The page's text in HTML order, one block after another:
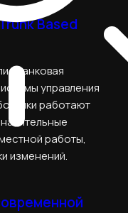
Based
транковая
управления
работают
работы,
изменений.